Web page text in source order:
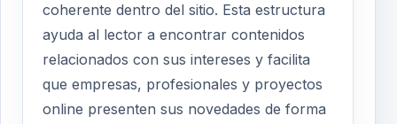
coherente dentro del sitio. Esta estructura
ayuda al lector a encontrar contenidos
relacionados con sus intereses y facilita
que empresas, profesionales y proyectos
online presenten sus novedades de forma